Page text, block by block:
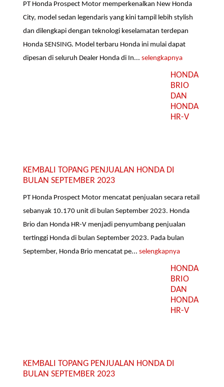
PT Honda Prospect Motor memperkenalkan New Honda
City, model sedan legendaris yang kini tampil lebih stylish
dan dilengkapi dengan teknologi keselamatan terdepan
Honda SENSING. Model terbaru Honda ini mulai dapat
dipesan di seluruh Dealer Honda di In...selengkapnya
HONDA
BRIO
DAN
HONDA
HR-V
KEMBALI TOPANG PENJUALAN HONDA DI
BULAN SEPTEMBER 2023
PT Honda Prospect Motor mencatat penjualan secara retail
sebanyak 10.170 unit di bulan September 2023. Honda
Brio dan Honda HR-V menjadi penyumbang penjualan
tertinggi Honda di bulan September 2023. Pada bulan
September, Honda Brio mencatat pe...selengkapnya
HONDA
BRIO
DAN
HONDA
HR-V
KEMBALI TOPANG PENJUALAN HONDA DI
BULAN SEPTEMBER 2023